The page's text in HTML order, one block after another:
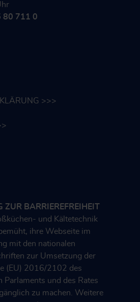
80 711 0
>>>
ZUR BARRIEREFREIHEIT
und Kältetechnik
ihre Webseite im
mit den nationalen
zur Umsetzung der
(EU) 2016/2102 des
Parlaments und des Rates
zu machen. Weitere